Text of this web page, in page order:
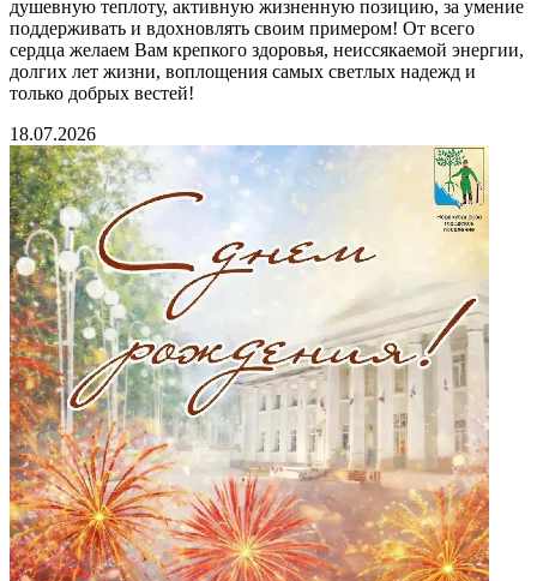
душевную теплоту, активную жизненную позицию, за умение
поддерживать и вдохновлять своим примером! От всего
сердца желаем Вам крепкого здоровья, неиссякаемой энергии,
долгих лет жизни, воплощения самых светлых надежд и
только добрых вестей!
18.07.2026